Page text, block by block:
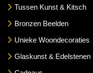
Tussen Kunst & Kitsch
Bronzen Beelden
Unieke Woondecoraties
Glaskunst & Edelstenen